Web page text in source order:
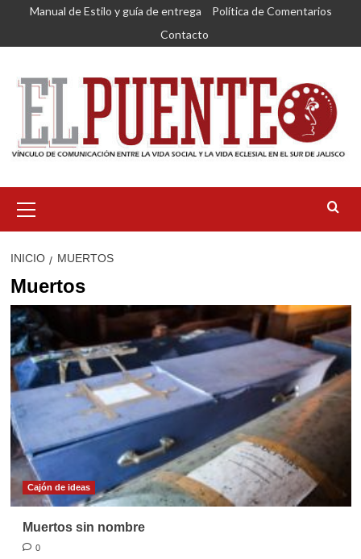
Saltar
contenido
Manual de Estilo y guía de entrega
Política de Comentarios
Contacto
primario
INICIO MUERTOS
Muertos
Cajón de ideas
Muertos sin nombre
0